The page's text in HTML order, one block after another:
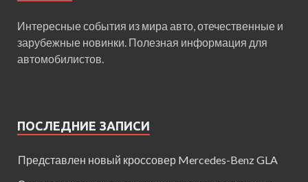
Интересные события из мира авто, отечественные и
зарубежные новинки. Полезная информация для
автомобилистов.
ПОСЛЕДНИЕ ЗАПИСИ
Представлен новый кроссовер Mercedes-Benz GLA